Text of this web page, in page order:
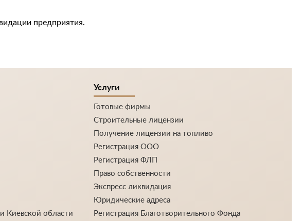
предприятия.
Киевской области
Услуги
Готовые фирмы
Строительные лицензии
Получение лицензии на топливо
Регистрация ООО
Регистрация ФЛП
Право собственности
Экспресс ликвидация
Юридические адреса
Регистрация Благотворительного Фонда